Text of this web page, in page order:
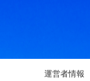
運営者情報